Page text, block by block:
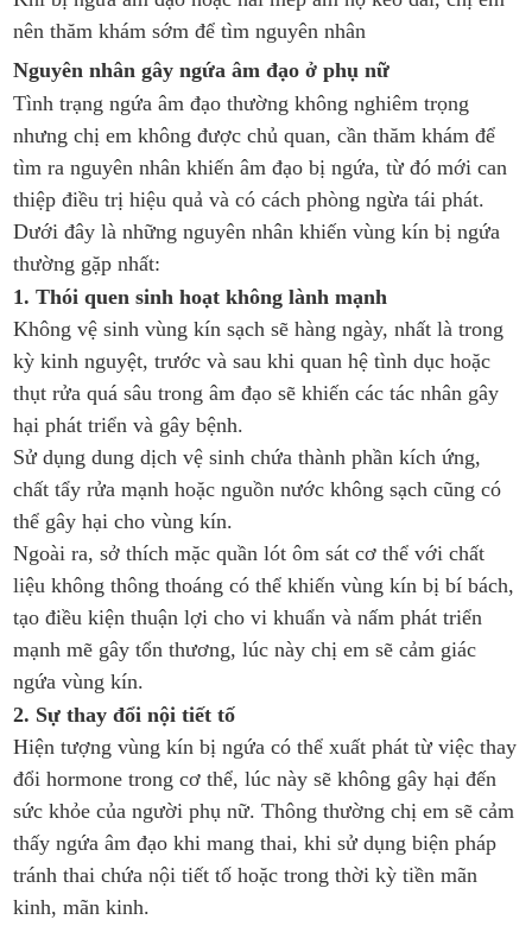
nên thăm khám sớm để tìm nguyên nhân
Nguyên nhân gây ngứa âm đạo ở phụ nữ
Tình trạng ngứa âm đạo thường không nghiêm trọng
nhưng chị em không được chủ quan, cần thăm khám để
tìm ra nguyên nhân khiến âm đạo bị ngứa, từ đó mới can
thiệp điều trị hiệu quả và có cách phòng ngừa tái phát.
Dưới đây là những nguyên nhân khiến vùng kín bị ngứa
thường gặp nhất:
1. Thói quen sinh hoạt không lành mạnh
Không vệ sinh vùng kín sạch sẽ hàng ngày, nhất là trong
kỳ kinh nguyệt, trước và sau khi quan hệ tình dục hoặc
thụt rửa quá sâu trong âm đạo sẽ khiến các tác nhân gây
hại phát triển và gây bệnh.
Sử dụng dung dịch vệ sinh chứa thành phần kích ứng,
chất tẩy rửa mạnh hoặc nguồn nước không sạch cũng có
thể gây hại cho vùng kín.
Ngoài ra, sở thích mặc quần lót ôm sát cơ thể với chất
liệu không thông thoáng có thể khiến vùng kín bị bí bách,
tạo điều kiện thuận lợi cho vi khuẩn và nấm phát triển
mạnh mẽ gây tổn thương, lúc này chị em sẽ cảm giác
ngứa vùng kín.
2. Sự thay đổi nội tiết tố
Hiện tượng vùng kín bị ngứa có thể xuất phát từ việc thay
đổi hormone trong cơ thể, lúc này sẽ không gây hại đến
sức khỏe của người phụ nữ. Thông thường chị em sẽ cảm
thấy ngứa âm đạo khi mang thai, khi sử dụng biện pháp
tránh thai chứa nội tiết tố hoặc trong thời kỳ tiền mãn
kinh, mãn kinh.